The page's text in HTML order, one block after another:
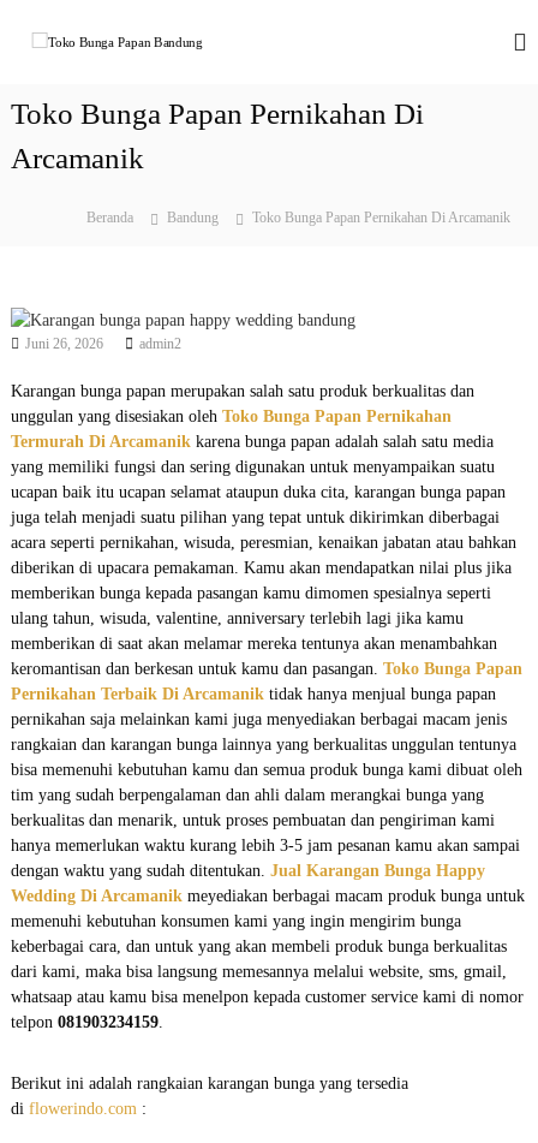
o
n
a
a
n
B
a
n
u
n
g
e
d
o
s
i
Toko Bunga Papan Pernikahan Di
Arcamanik
Beranda Bandung Toko Bunga Papan Pernikahan Di Arcamanik
Juni 26, 2026 admin2
Karangan bunga papan merupakan salah satu produk berkualitas dan
unggulan yang disesiakan oleh Toko Bunga Papan Pernikahan
Termurah Di Arcamanikkarena bunga papan adalah salah satu media
yang memiliki fungsi dan sering digunakan untuk menyampaikan suatu
ucapan baik itu ucapan selamat ataupun duka cita, karangan bunga papan
juga telah menjadi suatu pilihan yang tepat untuk dikirimkan diberbagai
acara seperti pernikahan, wisuda, peresmian, kenaikan jabatan atau bahkan
diberikan di upacara pemakaman. Kamu akan mendapatkan nilai plus jika
memberikan bunga kepada pasangan kamu dimomen spesialnya seperti
ulang tahun, wisuda, valentine, anniversary terlebih lagi jika kamu
memberikan di saat akan melamar mereka tentunya akan menambahkan
keromantisan dan berkesan untuk kamu dan pasangan. Toko Bunga Papan
Pernikahan Terbaik Di Arcamaniktidak hanya menjual bunga papan
pernikahan saja melainkan kami juga menyediakan berbagai macam jenis
rangkaian dan karangan bunga lainnya yang berkualitas unggulan tentunya
bisa memenuhi kebutuhan kamu dan semua produk bunga kami dibuat oleh
tim yang sudah berpengalaman dan ahli dalam merangkai bunga yang
berkualitas dan menarik, untuk proses pembuatan dan pengiriman kami
hanya memerlukan waktu kurang lebih 3-5 jam pesanan kamu akan sampai
dengan waktu yang sudah ditentukan. Jual Karangan Bunga Happy
Wedding Di Arcamanikmeyediakan berbagai macam produk bunga untuk
memenuhi kebutuhan konsumen kami yang ingin mengirim bunga
keberbagai cara, dan untuk yang akan membeli produk bunga berkualitas
dari kami, maka bisa langsung memesannya melalui website, sms, gmail,
whatsaap atau kamu bisa menelpon kepada customer service kami di nomor
telpon 081903234159.
Berikut ini adalah rangkaian karangan bunga yang tersedia
di flowerindo.com: